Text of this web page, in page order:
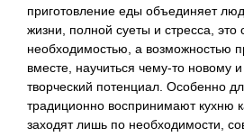
приготовление еды объединяет
жизни, полной суеты и стресса, это
необходимостью, а возможностью
вместе, научиться чему-то новому
творческий потенциал. Особенно
традиционно воспринимают кухню
заходят лишь по необходимости,